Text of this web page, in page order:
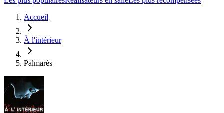
Accueil
À l'intérieur
Palmarès